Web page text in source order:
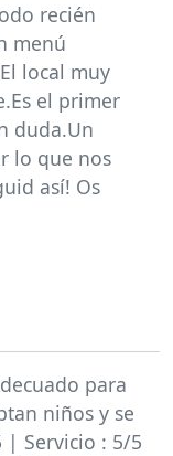
recién
menú
local muy
el primer
duda.Un
lo que nos
así! Os
para
niños y se
| Servicio : 5/5